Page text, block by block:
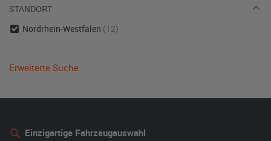
STANDORT
Nordrhein-Westfalen (12)
Erweiterte Suche
Einzigartige Fahrzeugauswahl